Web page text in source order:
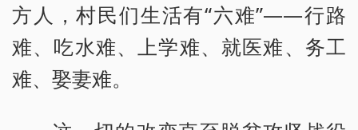
方人，村民们生活有“六难”——行路
难、吃水难、上学难、就医难、务工
难、娶妻难。